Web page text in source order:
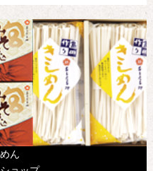
ん